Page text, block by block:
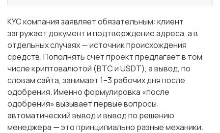
KYC компания заявляет обязательным: клиент
загружает документ и подтверждение адреса, а в
отдельных случаях — источник происхождения
средств. Пополнять счет проект предлагает в том
числе криптовалютой (BTC и USDT), а вывод, по
словам сайта, занимает 1–3 рабочих дня после
одобрения. Именно формулировка «после
одобрения» вызывает первые вопросы:
автоматический вывод и вывод по решению
менеджера — это принципиально разные механики.